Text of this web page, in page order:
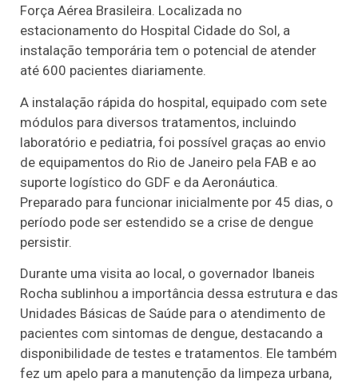
Força Aérea Brasileira. Localizada no
estacionamento do Hospital Cidade do Sol, a
instalação temporária tem o potencial de atender
até 600 pacientes diariamente.
A instalação rápida do hospital, equipado com sete
módulos para diversos tratamentos, incluindo
laboratório e pediatria, foi possível graças ao envio
de equipamentos do Rio de Janeiro pela FAB e ao
suporte logístico do GDF e da Aeronáutica.
Preparado para funcionar inicialmente por 45 dias, o
período pode ser estendido se a crise de dengue
persistir.
Durante uma visita ao local, o governador Ibaneis
Rocha sublinhou a importância dessa estrutura e das
Unidades Básicas de Saúde para o atendimento de
pacientes com sintomas de dengue, destacando a
disponibilidade de testes e tratamentos. Ele também
fez um apelo para a manutenção da limpeza urbana,